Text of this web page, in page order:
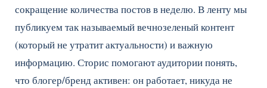
сокращение количества постов в неделю. В ленту мы
публикуем так называемый вечнозеленый контент
(который не утратит актуальности) и важную
информацию. Сторис помогают аудитории понять,
что блогер/бренд активен: он работает, никуда не